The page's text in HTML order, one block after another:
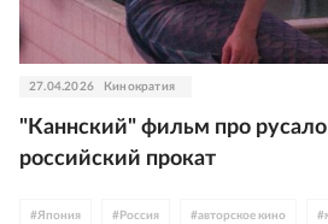
27.04.2026 Кинократия
"Каннский" фильм про
российский прокат
#Япония # Россия #авторское кино #